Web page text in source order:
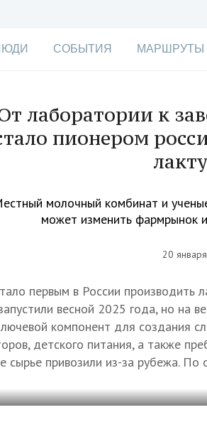
СОБЫТИЯ МАРШРУТЫ
лаборатории к
пионером
молочный комбинат и
может изменить фармрынок
20
первым в России производить
весной 2025 года, но на
компонент для создания
детского питания, а также
сырье привозили из-за рубежа.